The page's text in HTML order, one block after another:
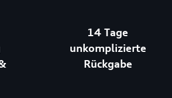
14 Tage
unkomplizierte
Rückgabe